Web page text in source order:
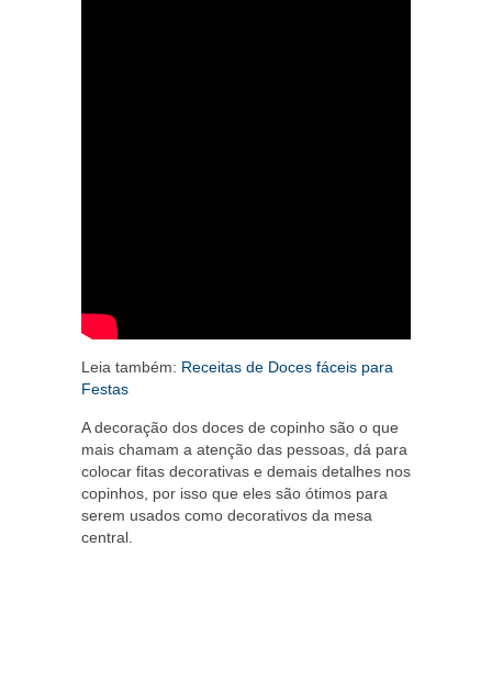
Leia também: Receitas de Doces fáceis para
Festas
A decoração dos doces de copinho são o que
mais chamam a atenção das pessoas, dá para
colocar fitas decorativas e demais detalhes nos
copinhos, por isso que eles são ótimos para
serem usados como decorativos da mesa
central.